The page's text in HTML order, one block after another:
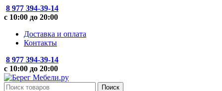
8 977 394-39-14
с 10:00 до 20:00
Доставка и оплата
Контакты
8 977 394-39-14
с 10:00 до 20:00
Поиск